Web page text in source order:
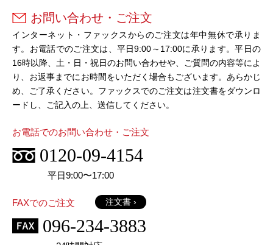
お問い合わせ・ご注文
インターネット・ファックスからのご注文は年中無休で承りま
す。お電話でのご注文は、平日9:00～17:00に承ります。平日の
16時以降、土・日・祝日のお問い合わせや、ご質問の内容等によ
り、お返事までにお時間をいただく場合もございます。あらかじ
め、ご了承ください。ファックスでのご注文は注文書をダウンロ
ードし、ご記入の上、送信してください。
お電話でのお問い合わせ・ご注文
0120-09-4154
平日9:00〜17:00
FAXでのご注文 注文書 ›
096-234-3883